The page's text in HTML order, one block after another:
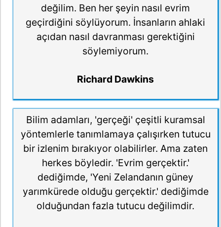
değilim. Ben her şeyin nasıl evrim
geçirdiğini söylüyorum. İnsanların ahlaki
açıdan nasıl davranması gerektiğini
söylemiyorum.
Richard Dawkins
Bilim adamları, 'gerçeği' çeşitli kuramsal
yöntemlerle tanımlamaya çalışırken tutucu
bir izlenim bırakıyor olabilirler. Ama zaten
herkes böyledir. 'Evrim gerçektir.'
dediğimde, 'Yeni Zelandanın güney
yarımkürede olduğu gerçektir.' dediğimde
olduğundan fazla tutucu değilimdir.